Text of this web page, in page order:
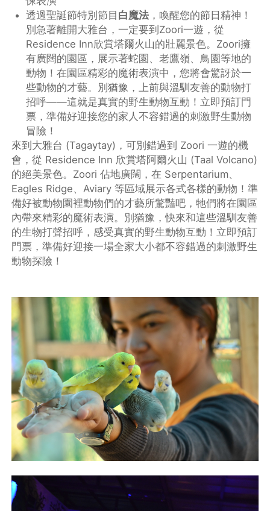
透過聖誕節特別節目 白魔法 ，喚醒您的節日精神！
別急著離開大雅台，一定要到Zoori一遊，從
Residence Inn欣賞塔爾火山的壯麗景色。Zoori擁
有廣闊的園區，展示著蛇園、老鷹嶺、鳥園等地的
動物！在園區精彩的魔術表演中，您將會驚訝於一
些動物的才藝。別猶豫，上前與溫馴友善的動物打
招呼——這就是真實的野生動物互動！立即預訂門
票，準備好迎接您的家人不容錯過的刺激野生動物
冒險！
來到大雅台 (Tagaytay)，可別錯過到 Zoori 一遊的機
會，從 Residence Inn 欣賞塔阿爾火山 (Taal Volcano)
的絕美景色。Zoori 佔地廣闊，在 Serpentarium、
Eagles Ridge、Aviary 等區域展示各式各樣的動物！準
備好被動物園裡動物們的才藝所驚豔吧，牠們將在園區
內帶來精彩的魔術表演。別猶豫，快來和這些溫馴友善
的生物打聲招呼，感受真實的野生動物互動！立即預訂
門票，準備好迎接一場全家大小都不容錯過的刺激野生
動物探險！